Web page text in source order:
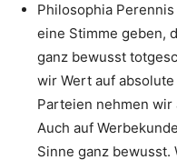
Philosophia
eine Stimme geben,
ganz bewusst
wir Wert auf
Parteien nehmen
Auch auf
Sinne ganz bewusst.